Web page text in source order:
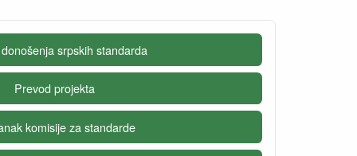
srpskih standarda
Prevod projekta
komisije za standarde